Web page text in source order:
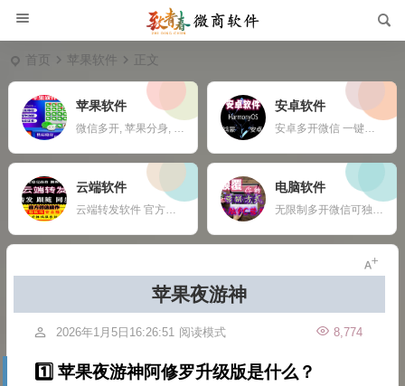
首页 苹果软件 正文
苹果软件
微信多开, 苹果分身, ios多开软件, 苹果一键转发,
安卓软件
安卓多开微信 一键转发 自动收款 钉钉定位打卡 任何APP多开定制
云端软件
云端转发软件 官方微信登录 自动跟随 24小时在线抢红包 自动收款 使用须知：您需要有两部手机或者一部手机一台电脑
电脑软件
无限制多开微信可独立同时操作 自动换群一键拉群 支持多群同时爆粉自动换群拉群 免打扰检测僵尸粉僵尸群自动退出 定时群发支持推送名片链接公众号 支持导入手机号添加 修复加群好友功能，无限制添加 新增自动换群自动进群 自动收款自动语音提示 自动通过好友申请
苹果夜游神
2026年1月5日16:26:51 8,774
阅读模式
1️⃣ 苹果夜游神阿修罗升级版是什么？